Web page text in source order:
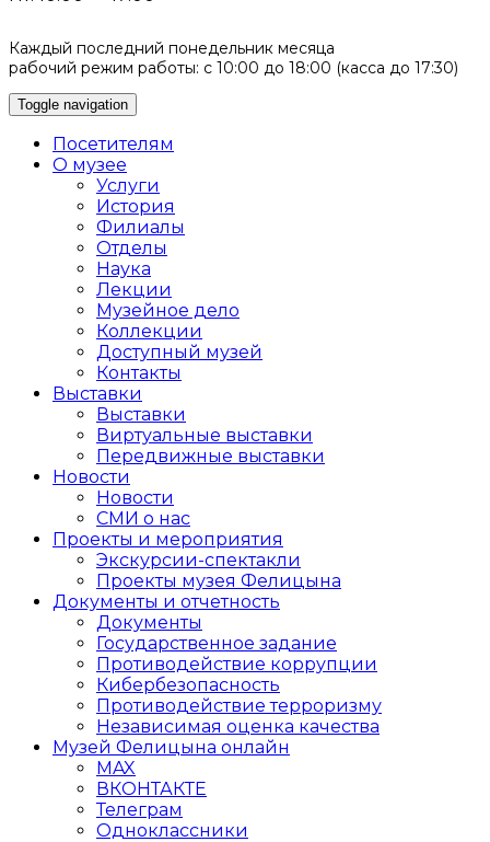
Каждый последний понедельник месяца
рабочий режим работы: с 10:00 до 18:00 (касса до 17:30)
Toggle navigation
Посетителям
О музее
Услуги
История
Филиалы
Отделы
Наука
Лекции
Музейное дело
Коллекции
Доступный музей
Контакты
Выставки
Выставки
Виртуальные выставки
Передвижные выставки
Новости
Новости
СМИ о нас
Проекты и мероприятия
Экскурсии-спектакли
Проекты музея Фелицына
Документы и отчетность
Документы
Государственное задание
Противодействие коррупции
Кибер­безопасность
Противодействие терроризму
Независимая оценка качества
Музей Фелицына онлайн
MAX
ВКОНТАКТЕ
Телеграм
Одноклассники